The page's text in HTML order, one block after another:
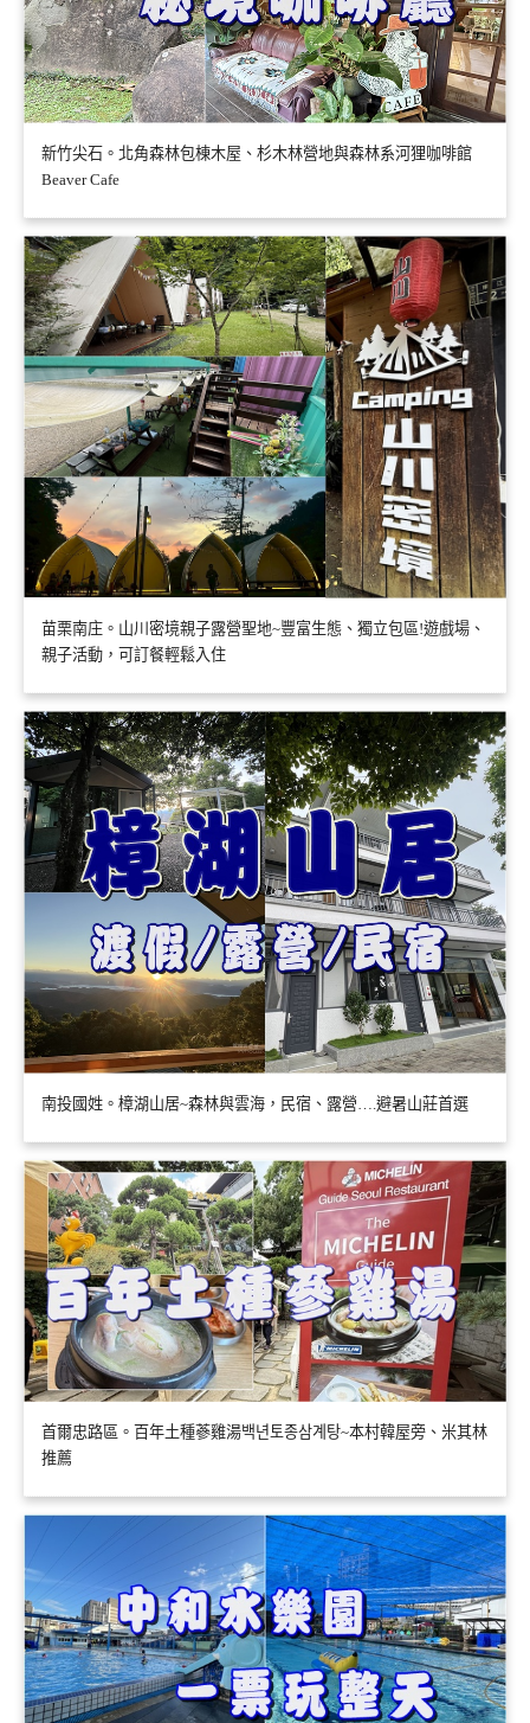
新竹尖石。北角森林包棟木屋、杉木林營地與森林系河狸咖啡館
Beaver Cafe
苗栗南庄。山川密境親子露營聖地~豐富生態、獨立包區!遊戲場、
親子活動，可訂餐輕鬆入住
南投國姓。樟湖山居~森林與雲海，民宿、露營….避暑山莊首選
首爾忠路區。百年土種蔘雞湯백년토종삼계탕~本村韓屋旁、米其林
推薦